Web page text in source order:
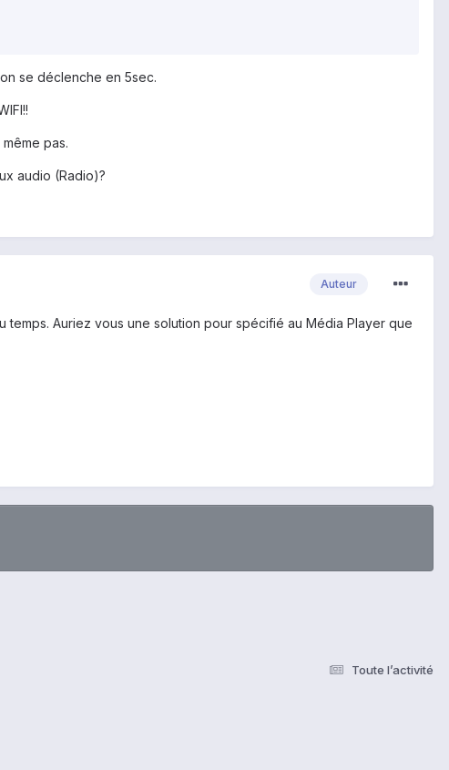
se déclenche en 5sec.
pas.
audio (Radio)?
Auteur
Auriez vous une solution pour spécifié au Média Player que
Toute l’activité